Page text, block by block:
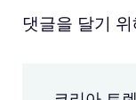
댓글을 달기